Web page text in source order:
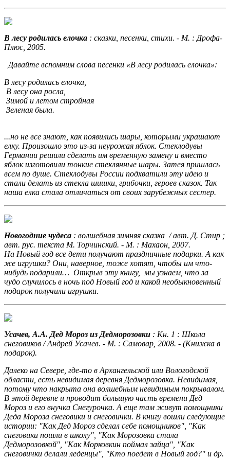
В лесу родилась елочка : сказки, песенки, стихи. - М. : Дрофа-
Плюс, 2005.
Давайте вспомним слова песенки «В лесу родилась елочка»:
В лесу родилась елочка,
В лесу она росла,
Зимой и летом стройная
Зеленая была.
...но не все знают, как появились шары, которыми украшают
елку. Произошло это из-за неурожая яблок. Стеклодувы
Германии решили сделать им временную замену и вместо
яблок изготовили тонкие стеклянные шары. Затея пришлась
всем по душе. Стеклодувы России подхватили эту идею и
стали делать из стекла шишки, грибочки, героев сказок. Так
наша елка стала отличаться от своих зарубежных сестер.
Новогодние чудеса : волшебная зимняя сказка / авт. Д. Стир ;
авт. рус. текста М. Торчинский. - М. : Махаон, 2007.
На Новый год все дети получают праздничные подарки. А как
же игрушки? Они, наверное, тоже хотят, чтобы им что-
нибудь подарили… Открыв эту книгу, мы узнаем, что за
чудо случилось в ночь под Новый год и какой необыкновенный
подарок получили игрушки.
Усачев, А.А. Дед Мороз из Дедморозовки : Кн. 1 : Школа
снеговиков / Андрей Усачев. - М. : Самовар, 2008. - (Книжка в
подарок).
Далеко на Севере, где-то в Архангельской или Вологодской
области, есть невидимая деревня Дедморозовка. Невидимая,
потому что накрыта она волшебным невидимым покрывалом.
В этой деревне и проводит большую часть времени Дед
Мороз и его внучка Снегурочка. А еще там живут помощники
Деда Мороза снеговики и снеговички. В книгу вошли следующие
истории: "Как Дед Мороз сделал себе помощников", "Как
снеговики пошли в школу", "Как Морозовка стала
Дедморозовкой", "Как Морковкин поймал зайца", "Как
снеговички делали леденцы", "Кто поедет в Новый год?" и др.